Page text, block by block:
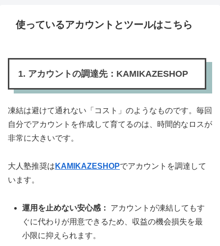
使っているアカウントとツールはこちら
1. アカウントの調達先：KAMIKAZESHOP
凍結は避けて通れない「コスト」のようなものです。毎回
自分でアカウントを作成して育てるのは、時間的なロスが
非常に大きいです。
大人塾推奨は KAMIKAZESHOPでアカウントを調達して
います。
運用を止めない安心感：
アカウントが凍結してもす
ぐに代わりが用意できるため、収益の機会損失を最
小限に抑えられます。